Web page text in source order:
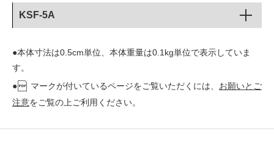
KSF-5A
●本体寸法は0.5cm単位、本体重量は0.1kg単位で表示していま
す。
●
マークが付いているページをご覧いただくには、 お願いとご
注意をご覧の上ご利用ください。